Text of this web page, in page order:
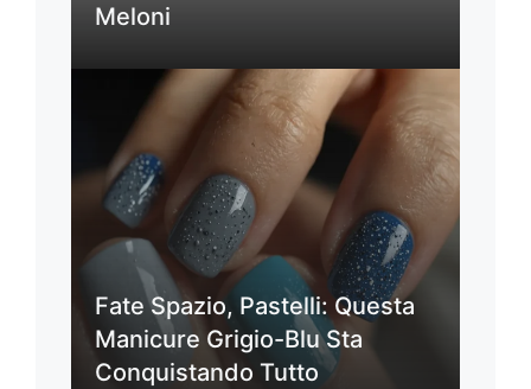
Meloni
Fate Spazio, Pastelli: Questa
Manicure Grigio-Blu Sta
Conquistando Tutto